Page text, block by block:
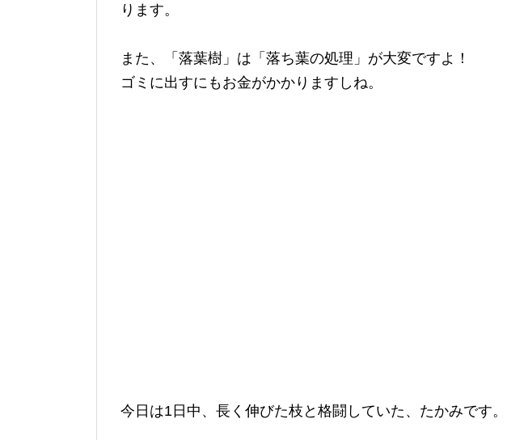
ります。
また、「落葉樹」は「落ち葉の処理」が大変ですよ！
ゴミに出すにもお金がかかりますしね。
今日は1日中、長く伸びた枝と格闘していた、たかみです。